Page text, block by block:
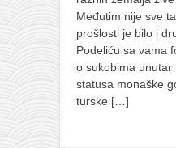
Međutim nije sve
prošlosti je bilo i
Podeliću sa vama
o sukobima unutar
statusa monaške
turske […]